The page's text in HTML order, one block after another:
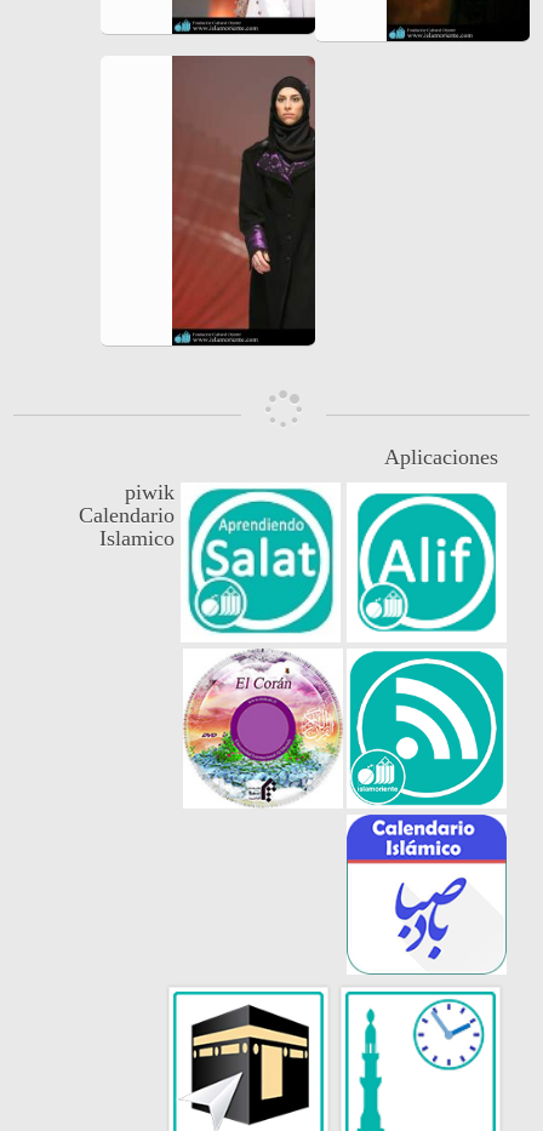
Aplicaciones
piwik
Calendario
Islamico